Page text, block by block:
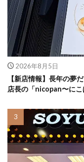
2026年8月5日
【新店情報】長年の夢
店長の「nicopan〜に